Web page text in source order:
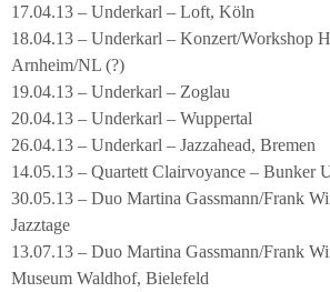
17.04.13 – Underkarl – Loft, Köln
18.04.13 – Underkarl – Konzert/Workshop
Arnheim/NL (?)
19.04.13 – Underkarl – Zoglau
20.04.13 – Underkarl – Wuppertal
26.04.13 – Underkarl – Jazzahead, Bremen
14.05.13 – Quartett Clairvoyance – Bunker
30.05.13 – Duo Martina Gassmann/Frank
Jazztage
13.07.13 – Duo Martina Gassmann/Frank
Museum Waldhof, Bielefeld